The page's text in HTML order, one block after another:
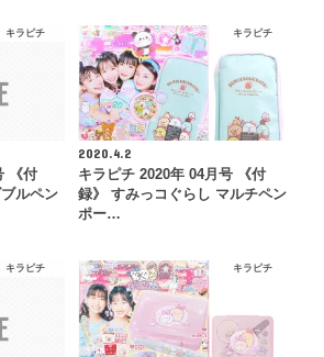
キラピチ
《付
ルペン
キラピチ
2020.4.2
キラピチ 2020年 04月号 《付
録》 すみっコぐらし マルチペン
ポー…
キラピチ キラピチ